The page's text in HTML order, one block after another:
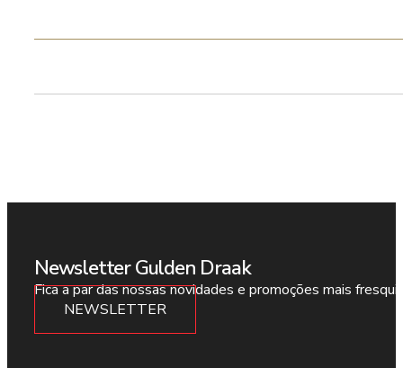
Newsletter Gulden Draak
Fica a par das nossas novidades e promoções mais
NEWSLETTER